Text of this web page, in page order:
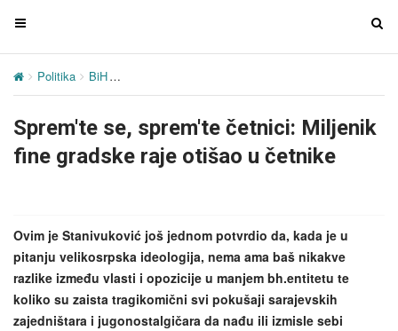
T
g
e
n
g
a
t
i
o
T
e
Politika BiH
Sprem'te se, sprem'te četnici: Miljenik
fine gradske raje otišao u četnike
Ovim je Stanivuković još jednom potvrdio da, kada je u
pitanju velikosrpska ideologija, nema ama baš nikakve
razlike između vlasti i opozicije u manjem bh.entitetu te
koliko su zaista tragikomični svi pokušaji sarajevskih
zajedništara i jugonostalgičara da nađu ili izmisle sebi